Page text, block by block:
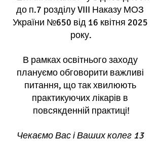
до п.7 розділу VIII Наказу МОЗ
України №650 від 16 квітня 2025
року.
В рамках освітнього заходу
плануємо обговорити важливі
питання, що так хвилюють
практикуючих лікарів в
повсякденній практиці!
Чекаємо Вас і Ваших колег 13